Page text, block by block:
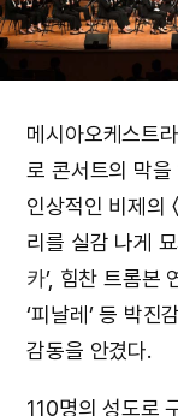
메시아오케스트라
로 콘서트의 막
인상적인 비제의 〈
리를 실감 나게
카’, 힘찬 트롬본
‘피날레’ 등 박진
감동을 안겼다.
110명의 성도로